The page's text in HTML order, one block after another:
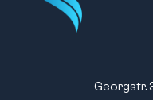
Georgstr.